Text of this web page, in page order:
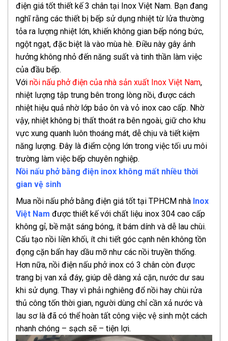
điện giá tốt thiết kế 3 chân tại Inox Việt Nam. Bạn đang
nghĩ rằng các thiết bị bếp sử dụng nhiệt từ lửa thường
tỏa ra lượng nhiệt lớn, khiến không gian bếp nóng bức,
ngột ngạt, đặc biệt là vào mùa hè. Điều này gây ảnh
hưởng không nhỏ đến năng suất và tinh thần làm việc
của đầu bếp.
Với nồi nấu phở điện của nhà sản xuất Inox Việt Nam,
nhiệt lượng tập trung bên trong lòng nồi, được cách
nhiệt hiệu quả nhờ lớp bảo ôn và vỏ inox cao cấp. Nhờ
vậy, nhiệt không bị thất thoát ra bên ngoài, giữ cho khu
vực xung quanh luôn thoáng mát, dễ chịu và tiết kiệm
năng lượng. Đây là điểm cộng lớn trong việc tối ưu môi
trường làm việc bếp chuyên nghiệp.
Nồi nấu phở bằng điện inox không mất nhiều thời
gian vệ sinh
Mua nồi nấu phở bằng điện giá tốt tại TPHCM nhà Inox
Việt Nam được thiết kế với chất liệu inox 304 cao cấp
không gỉ, bề mặt sáng bóng, ít bám dính và dễ lau chùi.
Cấu tạo nồi liền khối, ít chi tiết góc cạnh nên không tồn
đọng cặn bẩn hay dầu mỡ như các nồi truyền thống.
Hơn nữa, nồi điện nấu phở inox có 3 chân còn được
trang bị van xả đáy, giúp dễ dàng xả cặn, nước dư sau
khi sử dụng. Thay vì phải nghiêng đổ nồi hay chùi rửa
thủ công tốn thời gian, người dùng chỉ cần xả nước và
lau sơ là đã có thể hoàn tất công việc vệ sinh một cách
nhanh chóng – sạch sẽ – tiện lợi.